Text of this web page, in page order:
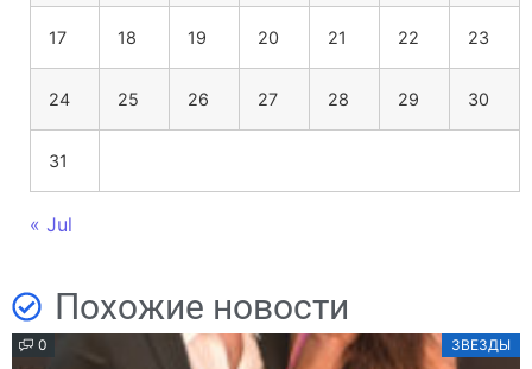
17 18 19 20 21 22 23
24 25 26 27 28 29 30
31
« Jul
Похожие новости
0 ЗВЕЗДЫ